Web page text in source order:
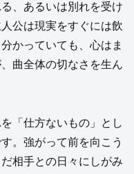
、あるいは別れを受け
公は現実をすぐには飲
かっていても、心はま
曲全体の切なさを生ん
「仕方ないもの」とし
。強がって前を向こう
相手との日々にしがみ